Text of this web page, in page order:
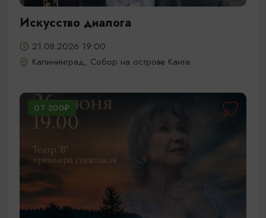
Искусство диалога
21.08.2026 19:00
Калининград, Собор на острове Канта
ОТ 200₽